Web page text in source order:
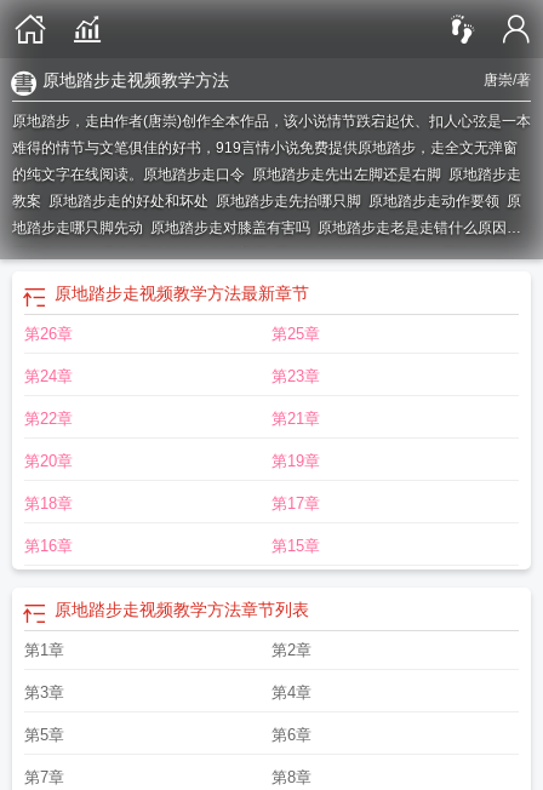
唐崇/著
原地踏步走视频教学方法
原地踏步，走由作者(唐崇)创作全本作品，该小说情节跌宕起伏、扣人心弦是一本
难得的情节与文笔俱佳的好书，919言情小说免费提供原地踏步，走全文无弹窗
的纯文字在线阅读。 原地踏步走口令 原地踏步走先出左脚还是右脚 原地踏步走
教案 原地踏步走的好处和坏处 原地踏步走先抬哪只脚 原地踏步走动作要领 原
地踏步走哪只脚先动 原地踏步走对膝盖有害吗 原地踏步走老是走错什么原因是
因为身体不协调嘛原地踏步走伤膝盖吗原地踏步走动作要领口诀原地踏步走消
耗多少热量
原地踏步走属于有氧运动吗 原地踏步走立定的动作要领
能起到锻炼身体的作用吗
走的音乐
原地踏步走1是落脚还是抬脚啊?原地踏步走能降血糖吗
频原地踏步走先迈哪只脚 第八套广播体操现在开始
踏步走的时候
原地踏步走视频教学方法原地踏步走偏咋回事
踏步走不出圈游戏规则
原地踏步走和散步的效果一样吗
吗原地踏步走的时候哪条腿先抬起 右腿先抬起。 A对 B错
踏步走对身体有什么好处
原地踏步走游戏原地踏步走手怎么握的正确
走一小时消耗多少热量原地踏步走能减肥吗多长时间管用右腿先抬起原地踏步
走的分解动作一二一原地踏步走的好处原地踏步走游戏规则
消化吗原地踏步走立定后走几步原地踏步走的时候先抬哪个脚原地踏步走的动
作要领 原地踏步走变齐步走的动作口令原地踏步走有什么好处
路的效果一样吗
原地踏步走和走路哪个消耗热量高
原地踏步走视频教学方法最新章节
第26章 第25章
第24章 第23章
第22章 第21章
第20章 第19章
第18章 第17章
第16章 第15章
原地踏步走视频教学方法章节列表
第1章 第2章
第3章 第4章
第5章 第6章
第7章 第8章